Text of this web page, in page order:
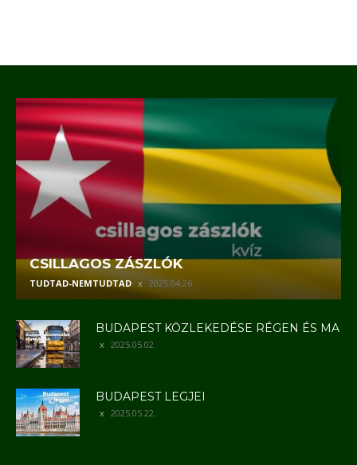
CSILLAGOS ZÁSZLÓK
TUDTAD-NEMTUDTAD 2025.04.26.
BUDAPEST KÖZLEKEDÉSE RÉGEN ÉS MA
2025.05.02.
BUDAPEST LEGJEI
2025.05.22.